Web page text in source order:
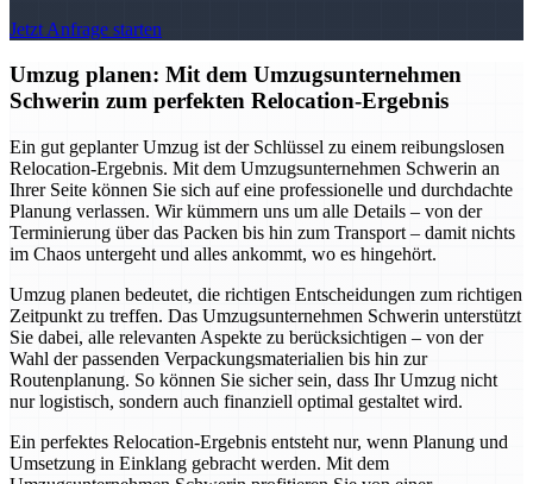
Jetzt Anfrage starten
Umzug planen: Mit dem Umzugsunternehmen
Schwerin zum perfekten Relocation-Ergebnis
Ein gut geplanter Umzug ist der Schlüssel zu einem reibungslosen
Relocation-Ergebnis. Mit dem Umzugsunternehmen Schwerin an
Ihrer Seite können Sie sich auf eine professionelle und durchdachte
Planung verlassen. Wir kümmern uns um alle Details – von der
Terminierung über das Packen bis hin zum Transport – damit nichts
im Chaos untergeht und alles ankommt, wo es hingehört.
Umzug planen bedeutet, die richtigen Entscheidungen zum richtigen
Zeitpunkt zu treffen. Das Umzugsunternehmen Schwerin unterstützt
Sie dabei, alle relevanten Aspekte zu berücksichtigen – von der
Wahl der passenden Verpackungsmaterialien bis hin zur
Routenplanung. So können Sie sicher sein, dass Ihr Umzug nicht
nur logistisch, sondern auch finanziell optimal gestaltet wird.
Ein perfektes Relocation-Ergebnis entsteht nur, wenn Planung und
Umsetzung in Einklang gebracht werden. Mit dem